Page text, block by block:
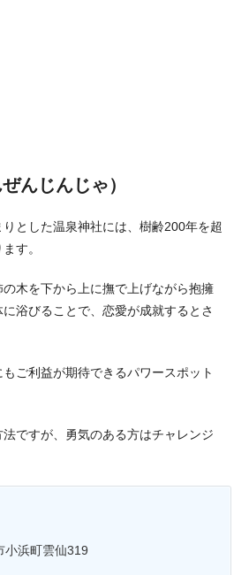
んじんじゃ）
とした温泉神社には、樹齢200年を超
す。
木を下から上に撫で上げながら抱擁
浴びることで、恋愛が成就するとさ
ご利益が期待できるパワースポット
ですが、勇気のある方はチャレンジ
小浜町雲仙319